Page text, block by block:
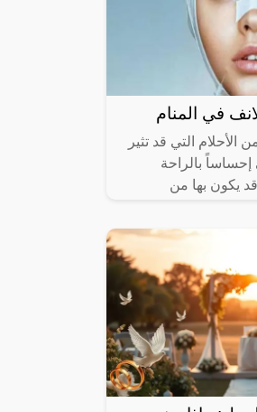
في المنام
الأحلام التي قد تثير
بالراحة
يكون بها من